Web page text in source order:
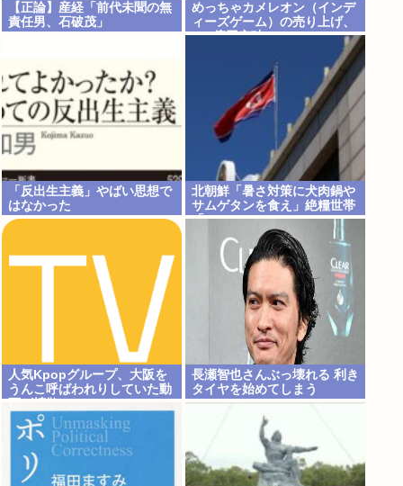
【正論】産経「前代未聞の無
責任男、石破茂」
めっちゃカメレオン（インデ
ィーズゲーム）の売り上げ、
147億円突破www
「反出生主義」やばい思想で
はなかった
北朝鮮「暑さ対策に犬肉鍋や
サムゲタンを食え」絶糧世帯
「…」
人気Kpopグループ、大阪を
うんこ呼ばわれりしていた動
長瀬智也さんぶっ壊れる 利き
タイヤを始めてしまう